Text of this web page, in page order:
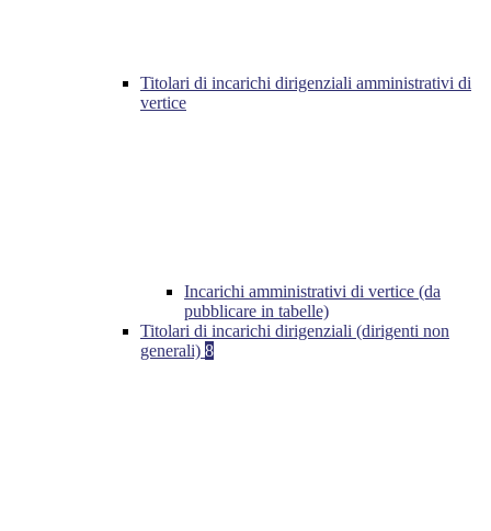
Titolari di incarichi dirigenziali amministrativi di
vertice
Incarichi amministrativi di vertice (da
pubblicare in tabelle)
Titolari di incarichi dirigenziali (dirigenti non
generali) 8